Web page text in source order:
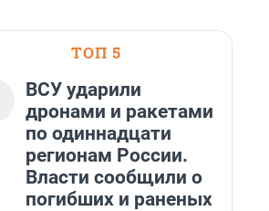
ТОП 5
ВСУ ударили
дронами и ракетами
по одиннадцати
регионам России.
Власти сообщили о
погибших и раненых